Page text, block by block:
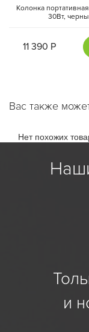
Колонка
30Вт,
11 390 Р
Вас также
Нет похожих
и